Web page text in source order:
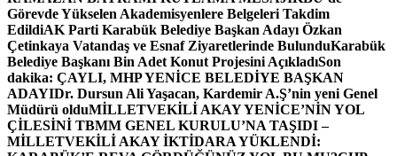
Görevde Yükselen Akademisyenlere Belgeleri Takdim
EdildiAK Parti Karabük Belediye Başkan Adayı Özkan
Çetinkaya Vatandaş ve Esnaf Ziyaretlerinde BulunduKarabük
Belediye Başkanı Bin Adet Konut Projesini AçıkladıSon
dakika: ÇAYLI, MHP YENİCE BELEDİYE BAŞKAN
ADAYIDr. Dursun Ali Yaşacan, Kardemir A.Ş’nin yeni Genel
Müdürü olduMİLLETVEKİLİ AKAY YENİCE’NİN YOL
ÇİLESİNİ TBMM GENEL KURULU’NA TAŞIDI –
MİLLETVEKİLİ AKAY İKTİDARA YÜKLENDİ: